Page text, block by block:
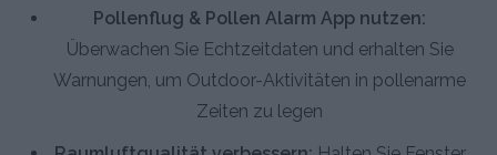
Pollenflug & Pollen Alarm App nutzen:
Überwachen Sie Echtzeitdaten und erhalten Sie
Warnungen, um Outdoor-Aktivitäten in pollenarme
Zeiten zu legen